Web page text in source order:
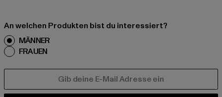
An welchen Produkten bist du interessiert?
MÄNNER
FRAUEN